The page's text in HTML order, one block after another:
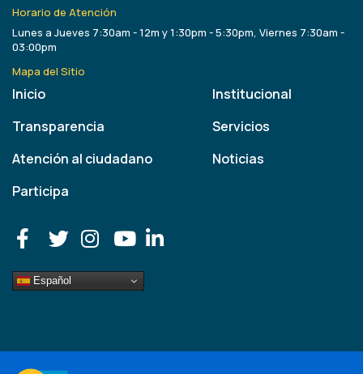
Horario de Atención
Lunes a Jueves 7:30am - 12m y 1:30pm - 5:30pm, Viernes 7:30am -
03:00pm
Mapa del Sitio
Inicio
Transparencia
Atención al ciudadano
Participa
Institucional
Servicios
Noticias
Español